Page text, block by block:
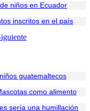
niños en Ecuador
inscritos en el país
guatemaltecos
como alimento
sería una humillación